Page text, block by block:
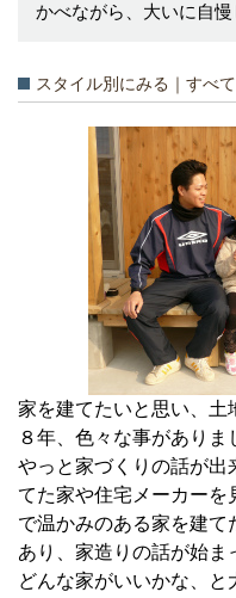
かべながら、大いに自
スタイル別にみる｜すべて
家を建てたいと思い、土
８年、色々な事がありま
やっと家づくりの話が出
てた家や住宅メーカーを
で温かみのある家を建
あり、家造りの話が始ま
どんな家がいいかな、